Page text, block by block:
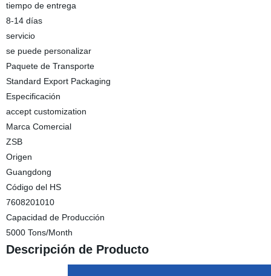
tiempo de entrega
8-14 días
servicio
se puede personalizar
Paquete de Transporte
Standard Export Packaging
Especificación
accept customization
Marca Comercial
ZSB
Origen
Guangdong
Código del HS
7608201010
Capacidad de Producción
5000 Tons/Month
Descripción de Producto